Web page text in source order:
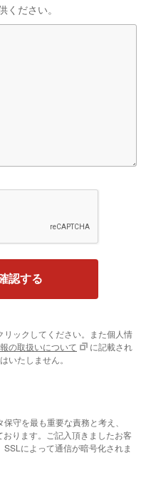
ださい。
認する
リックしてください。また個人情
の取扱いについて
に記載され
いたしません。
守を最も重要な責務と考え、
ります。ご記入頂きましたお客
によって通信が暗号化されま